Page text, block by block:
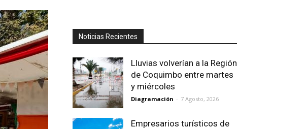
Noticias Recientes
Lluvias volverían a la Región
de Coquimbo entre martes
y miércoles
Diagramación - 7 Agosto, 2026
Empresarios turísticos de